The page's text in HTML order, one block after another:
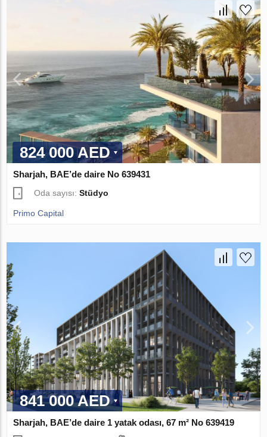
824 000 AED
Sharjah, BAE’de daire No 639431
Oda sayısı:Stüdyo
Primo Capital
841 000 AED
Sharjah, BAE’de daire 1 yatak odası, 67 m² No 639419